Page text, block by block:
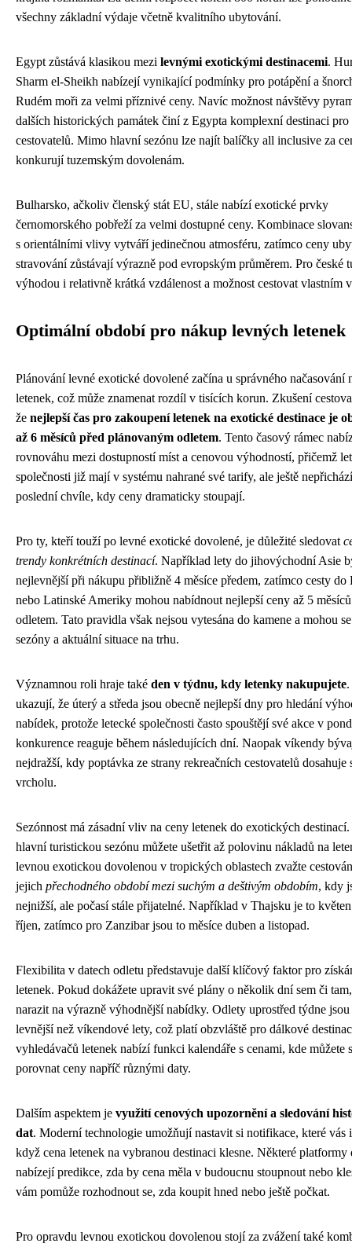
všechny základní výdaje včetně kvalitního ubytování.
Egypt zůstává klasikou mezi levnými exotickými destinacemi.
Sharm el-Sheikh nabízejí vynikající podmínky pro potápění a
Rudém moři za velmi příznivé ceny. Navíc možnost návštěvy
dalších historických památek činí z Egypta komplexní destinaci
cestovatelů. Mimo hlavní sezónu lze najít balíčky all inclusive za
konkurují tuzemským dovolenám.
Bulharsko, ačkoliv členský stát EU, stále nabízí exotické prvky
černomorského pobřeží za velmi dostupné ceny. Kombinace
s orientálními vlivy vytváří jedinečnou atmosféru, zatímco ceny
stravování zůstávají výrazně pod evropským průměrem. Pro české
výhodou i relativně krátká vzdálenost a možnost cestovat vlastním
Optimální období pro nákup levných letenek
Plánování levné exotické dovolené začína u správného načasování
letenek, což může znamenat rozdíl v tisících korun. Zkušení
že nejlepší čas pro zakoupení letenek na exotické destinace je
až 6 měsíců před plánovaným odletem. Tento časový rámec
rovnováhu mezi dostupností míst a cenovou výhodností, přičemž
společnosti již mají v systému nahrané své tarify, ale ještě
poslední chvíle, kdy ceny dramaticky stoupají.
Pro ty, kteří touží po levné exotické dovolené, je důležité sledovat
trendy konkrétních destinací. Například lety do jihovýchodní Asie
nejlevnější při nákupu přibližně 4 měsíce předem, zatímco cesty
nebo Latinské Ameriky mohou nabídnout nejlepší ceny až 5
odletem. Tato pravidla však nejsou vytesána do kamene a mohou
sezóny a aktuální situace na trhu.
Významnou roli hraje také den v týdnu, kdy letenky nakupujete
ukazují, že úterý a středa jsou obecně nejlepší dny pro hledání
nabídek, protože letecké společnosti často spouštějí své akce v
konkurence reaguje během následujících dní. Naopak víkendy
nejdražší, kdy poptávka ze strany rekreačních cestovatelů dosahuje
vrcholu.
Sezónnost má zásadní vliv na ceny letenek do exotických
hlavní turistickou sezónu můžete ušetřit až polovinu nákladů na
levnou exotickou dovolenou v tropických oblastech zvažte
jejich přechodného období mezi suchým a deštivým obdobím, kdy
nejnižší, ale počasí stále přijatelné. Například v Thajsku je to
říjen, zatímco pro Zanzibar jsou to měsíce duben a listopad.
Flexibilita v datech odletu představuje další klíčový faktor pro
letenek. Pokud dokážete upravit své plány o několik dní sem či
narazit na výrazně výhodnější nabídky. Odlety uprostřed týdne jsou
levnější než víkendové lety, což platí obzvláště pro dálkové
vyhledávačů letenek nabízí funkci kalendáře s cenami, kde můžete
porovnat ceny napříč různými daty.
Dalším aspektem je využití cenových upozornění a sledování
dat. Moderní technologie umožňují nastavit si notifikace, které vás
když cena letenek na vybranou destinaci klesne. Některé platformy
nabízejí predikce, zda by cena měla v budoucnu stoupnout nebo
vám pomůže rozhodnout se, zda koupit hned nebo ještě počkat.
Pro opravdu levnou exotickou dovolenou stojí za zvážení také